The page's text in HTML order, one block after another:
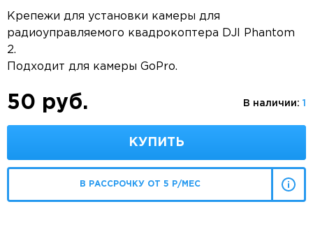
Крепежи для установки камеры для
радиоуправляемого квадрокоптера DJI Phantom
2.
Подходит для камеры GoPro.
50 руб. В наличии: 1
КУПИТЬ
В РАССРОЧКУ ОТ 5 Р/МЕС